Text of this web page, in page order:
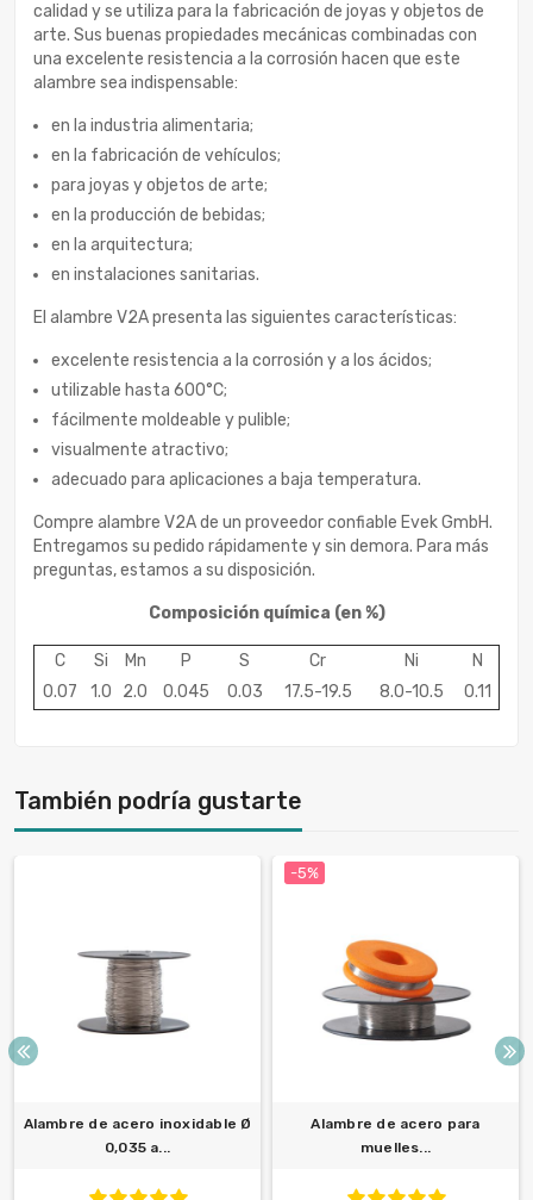
calidad y se utiliza para la fabricación de joyas y objetos de
arte. Sus buenas propiedades mecánicas combinadas con
una excelente resistencia a la corrosión hacen que este
alambre sea indispensable:
en la industria alimentaria;
en la fabricación de vehículos;
para joyas y objetos de arte;
en la producción de bebidas;
en la arquitectura;
en instalaciones sanitarias.
El alambre V2A presenta las siguientes características:
excelente resistencia a la corrosión y a los ácidos;
utilizable hasta 600°C;
fácilmente moldeable y pulible;
visualmente atractivo;
adecuado para aplicaciones a baja temperatura.
Compre alambre V2A de un proveedor confiable Evek GmbH.
Entregamos su pedido rápidamente y sin demora. Para más
preguntas, estamos a su disposición.
Composición química (en %)
C Si Mn P S Cr Ni
N
0.07
1.0 2.0 0.045 0.03 17.5-19.5 8.0-10.5 0.11
También podría gustarte
Alambre de acero inoxidable Ø
0,035 a...
-5%
Alambre de acero para
muelles...